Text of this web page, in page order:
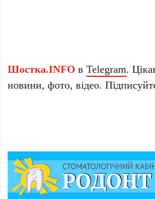
Шостка.INFO вTelegram.
новини, фото, відео.